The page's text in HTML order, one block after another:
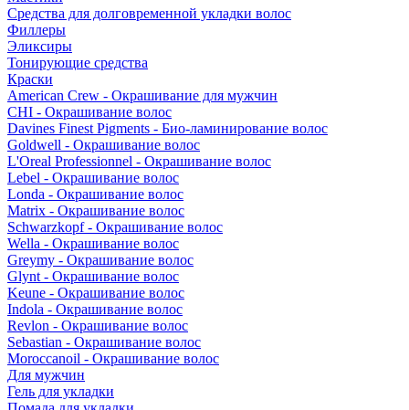
Средства для долговременной укладки волос
Филлеры
Эликсиры
Тонирующие средства
Краски
American Crew - Окрашивание для мужчин
CHI - Окрашивание волос
Davines Finest Pigments - Био-ламинирование волос
Goldwell - Окрашивание волос
L'Oreal Professionnel - Окрашивание волос
Lebel - Окрашивание волос
Londa - Окрашивание волос
Matrix - Окрашивание волос
Schwarzkopf - Окрашивание волос
Wella - Окрашивание волос
Greymy - Окрашивание волос
Glynt - Окрашивание волос
Keune - Окрашивание волос
Indola - Окрашивание волос
Revlon - Окрашивание волос
Sebastian - Окрашивание волос
Moroccanoil - Окрашивание волос
Для мужчин
Гель для укладки